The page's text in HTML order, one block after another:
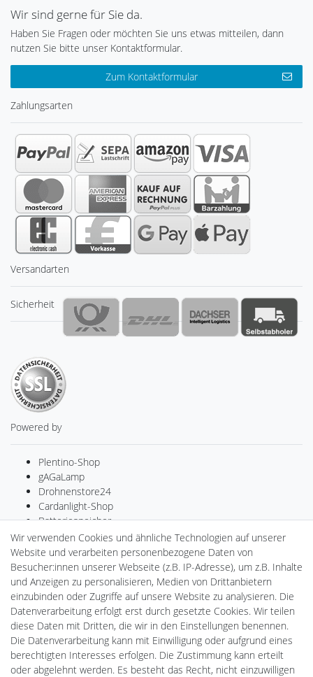
Wir sind gerne für Sie da.
Haben Sie Fragen oder möchten Sie uns etwas mitteilen, dann
nutzen Sie bitte unser Kontaktformular.
Zum Kontaktformular
Zahlungsarten
Versandarten
Sicherheit
Powered by
Plentino-Shop
gAGaLamp
Drohnenstore24
Cardanlight-Shop
Batteriespeicher
PlentiSolar
Gebrauchtlicht
Ledkauf
DEYESOLAR
Lightech Connect
CardanLight Europe
FORTIMO LEDs
LED-RETROSHOP
Wallbox24
Wir verwenden Cookies und ähnliche Technologien auf unserer
Website und verarbeiten personenbezogene Daten von
Besucher:innen unserer Webseite (z.B. IP-Adresse), um z.B. Inhalte
und Anzeigen zu personalisieren, Medien von Drittanbietern
einzubinden oder Zugriffe auf unsere Website zu analysieren. Die
Datenverarbeitung erfolgt erst durch gesetzte Cookies. Wir teilen
diese Daten mit Dritten, die wir in den Einstellungen benennen.
Die Datenverarbeitung kann mit Einwilligung oder aufgrund eines
berechtigten Interesses erfolgen. Die Zustimmung kann erteilt
oder abgelehnt werden. Es besteht das Recht, nicht einzuwilligen